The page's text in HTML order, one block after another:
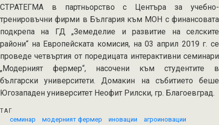
СТРАТЕГМА в партньорство с Центърa за учебно-
тренировъчни фирми в България към МОН с финансовата
подкрепа на ГД „Земеделие и развитие на селските
райони“ на Европейската комисия, на 03 април 2019 г. се
проведе четвъртия от поредицата интерактивни семинари
„Модерният фермер“, насочени към студентите в
български университети. Домакин на събитието беше
Югозападен университет Неофит Рилски, гр. Благоевград.
ТАГ
семинар
модерният фермер иновации
агроиновации